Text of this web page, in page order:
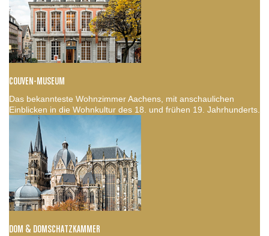
COUVEN-MUSEUM
Das bekannteste Wohnzimmer Aachens, mit anschaulichen
Einblicken in die Wohnkultur des 18. und frühen 19. Jahrhunderts.
DOM & DOMSCHATZKAMMER